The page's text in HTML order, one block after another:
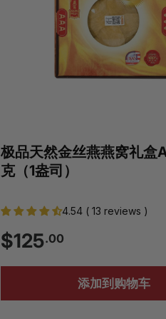
极品天然金丝燕燕窝礼盒
克（1盎司）
4.54 ( 13 reviews )
$125.00$
1
2
添加到购物车